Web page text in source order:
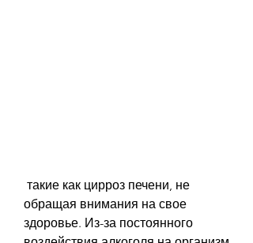
обращая внимания на свое
здоровье. Из-за постоянного